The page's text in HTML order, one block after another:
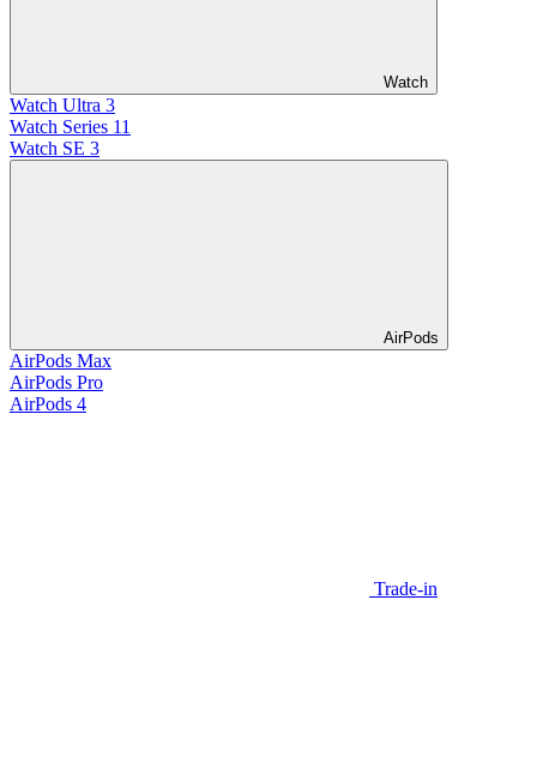
Watch
Watch Ultra 3
Watch Series 11
Watch SE 3
AirPods
AirPods Max
AirPods Pro
AirPods 4
Trade-in